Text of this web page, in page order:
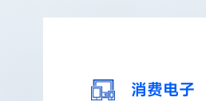
消费电子